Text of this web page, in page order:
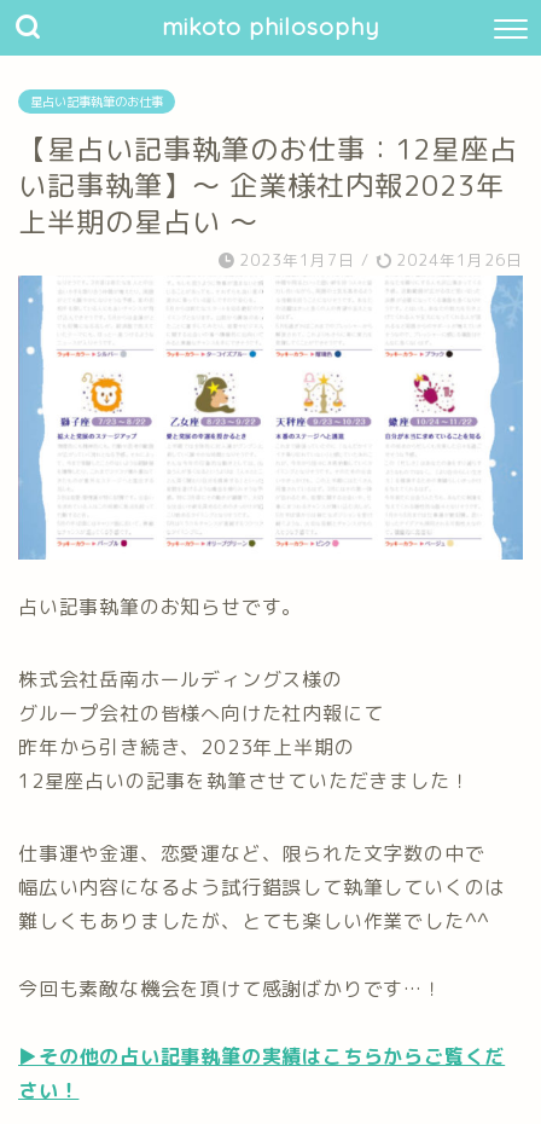
mikoto philosophy
星占い記事執筆のお仕事
【星占い記事執筆のお仕事：12星座占
い記事執筆】〜 企業様社内報2023年
上半期の星占い 〜
2023年1月7日 / 2024年1月26日
占い記事執筆のお知らせです。
株式会社岳南ホールディングス様の
グループ会社の皆様へ向けた社内報にて
昨年から引き続き、2023年上半期の
12星座占いの記事を執筆させていただきました！
仕事運や金運、恋愛運など、限られた文字数の中で
幅広い内容になるよう試行錯誤して執筆していくのは
難しくもありましたが、とても楽しい作業でした^^
今回も素敵な機会を頂けて感謝ばかりです…！
▶︎その他の占い記事執筆の実績はこちらからご覧くだ
さい！